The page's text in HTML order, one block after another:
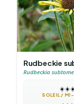
Rudbeckie
Rudbeckia
☀️☀️
SOLEIL /